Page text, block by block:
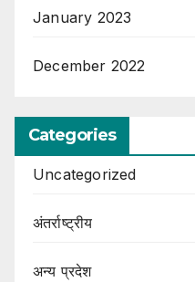
January 2023
December 2022
Categories
Uncategorized
अंतर्राष्ट्रीय
अन्य प्रदेश